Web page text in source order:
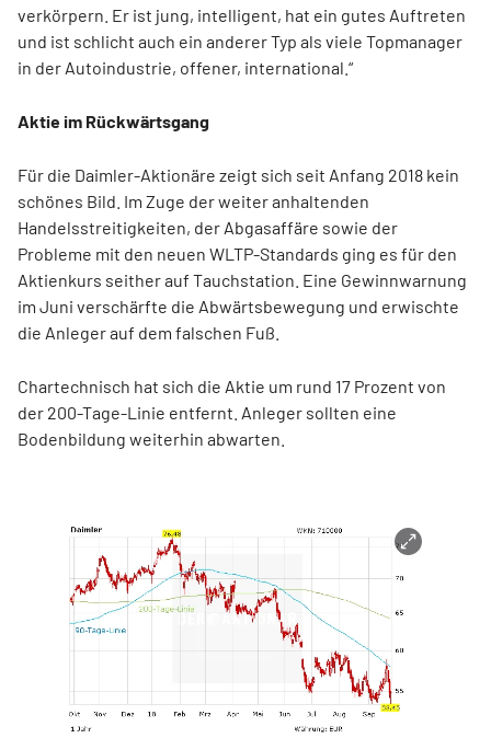
verkörpern. Er ist jung, intelligent, hat ein gutes Auftreten
und ist schlicht auch ein anderer Typ als viele Topmanager
in der Autoindustrie, offener, international.“
Aktie im Rückwärtsgang
Für die Daimler-Aktionäre zeigt sich seit Anfang 2018 kein
schönes Bild. Im Zuge der weiter anhaltenden
Handelsstreitigkeiten, der Abgasaffäre sowie der
Probleme mit den neuen WLTP-Standards ging es für den
Aktienkurs seither auf Tauchstation. Eine Gewinnwarnung
im Juni verschärfte die Abwärtsbewegung und erwischte
die Anleger auf dem falschen Fuß.
Chartechnisch hat sich die Aktie um rund 17 Prozent von
der 200-Tage-Linie entfernt. Anleger sollten eine
Bodenbildung weiterhin abwarten.